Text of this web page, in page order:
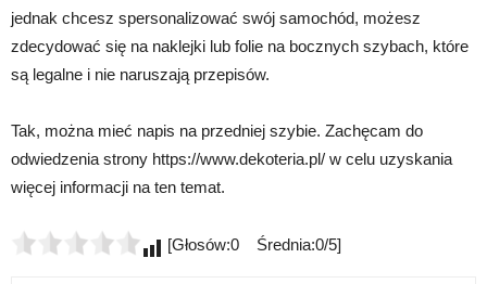
jednak chcesz spersonalizować swój samochód, możesz
zdecydować się na naklejki lub folie na bocznych szybach, które
są legalne i nie naruszają przepisów.
Tak, można mieć napis na przedniej szybie. Zachęcam do
odwiedzenia strony https://www.dekoteria.pl/ w celu uzyskania
więcej informacji na ten temat.
[Głosów:0 Średnia:0/5]